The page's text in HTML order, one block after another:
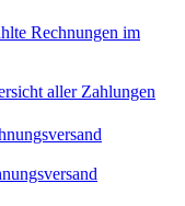
Rechnungen im
aller Zahlungen